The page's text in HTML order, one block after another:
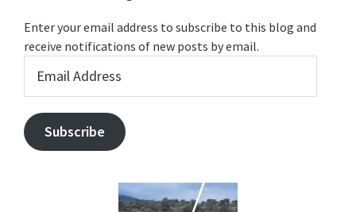
Enter your email address to subscribe to this blog and
receive notifications of new posts by email.
Address
Subscribe